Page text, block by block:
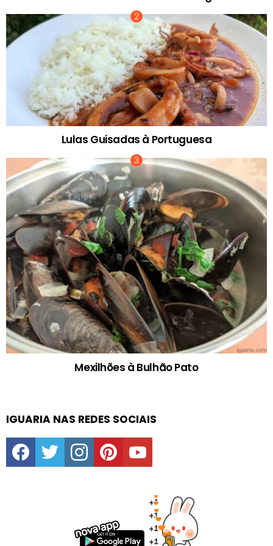
Lulas Guisadas à Portuguesa
Mexilhões à Bulhão Pato
IGUARIA NAS REDES SOCIAIS
facebooktwitter instagrampinterestyoutube